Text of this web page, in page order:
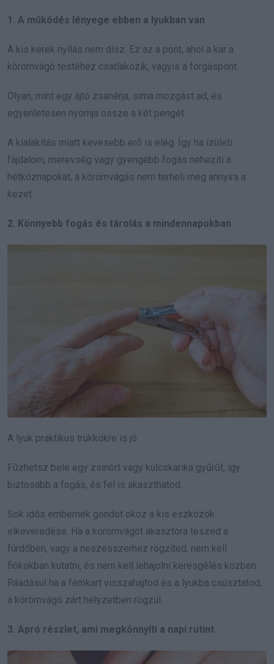
1. A működés lényege ebben a lyukban van
A kis kerek nyílás nem dísz. Ez az a pont, ahol a kar a
körömvágó testéhez csatlakozik, vagyis a forgáspont.
Olyan, mint egy ajtó zsanérja, sima mozgást ad, és
egyenletesen nyomja össze a két pengét.
A kialakítás miatt kevesebb erő is elég. Így ha ízületi
fájdalom, merevség vagy gyengébb fogás nehezíti a
hétköznapokat, a körömvágás nem terheli meg annyira a
kezet.
2. Könnyebb fogás és tárolás a mindennapokban
A lyuk praktikus trükkökre is jó.
Fűzhetsz bele egy zsinórt vagy kulcskarika gyűrűt, így
biztosabb a fogás, és fel is akaszthatod.
Sok idős embernek gondot okoz a kis eszközök
elkeveredése. Ha a körömvágót akasztóra teszed a
fürdőben, vagy a neszesszerhez rögzíted, nem kell
fiókokban kutatni, és nem kell lehajolni keresgélés közben.
Ráadásul ha a fémkart visszahajtod és a lyukba csúsztatod,
a körömvágó zárt helyzetben rögzül.
3. Apró részlet, ami megkönnyíti a napi rutint